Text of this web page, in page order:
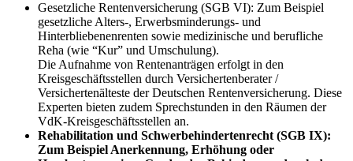
Gesetzliche Rentenversicherung (SGB VI): Zum Beispiel
gesetzliche Alters-, Erwerbsminderungs- und
Hinterbliebenenrenten sowie medizinische und berufliche
Reha (wie “Kur” und Umschulung).
Die Aufnahme von Rentenanträgen erfolgt in den
Kreisgeschäftsstellen durch Versichertenberater /
Versichertenälteste der Deutschen Rentenversicherung. Diese
Experten bieten zudem Sprechstunden in den Räumen der
VdK-Kreisgeschäftsstellen an.
Rehabilitation und Schwerbehindertenrecht (SGB IX):
Zum Beispiel Anerkennung, Erhöhung oder